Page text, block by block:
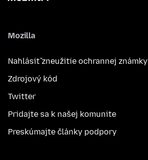
Mozilla
Nahlásiť zneužitie ochrannej známky
Zdrojový kód
Twitter
Pridajte sa k našej komunite
Preskúmajte články podpory